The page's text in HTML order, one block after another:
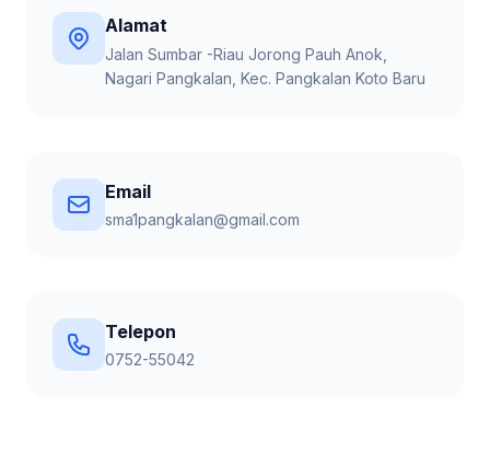
Alamat
Jalan Sumbar -Riau Jorong Pauh Anok,
Nagari Pangkalan, Kec. Pangkalan Koto Baru
Email
sma1pangkalan@gmail.com
Telepon
0752-55042